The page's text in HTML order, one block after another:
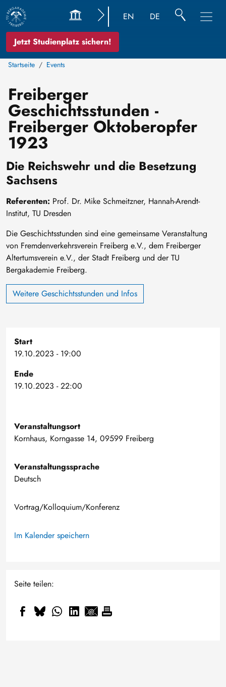
Jetzt Studienplatz sichern!
EN DE
Startseite Events
Freiberger
Geschichtsstunden -
Freiberger Oktoberopfer
1923
Die Reichswehr und die Besetzung
Sachsens
Referenten: Prof. Dr. Mike Schmeitzner, Hannah-Arendt-
Institut, TU Dresden
Die Geschichtsstunden sind eine gemeinsame Veranstaltung
von Fremdenverkehrsverein Freiberg e.V., dem Freiberger
Altertumsverein e.V., der Stadt Freiberg und der TU
Bergakademie Freiberg.
Weitere Geschichtsstunden und Infos
Start
19.10.2023 - 19:00
Ende
19.10.2023 - 22:00
Veranstaltungsort
Kornhaus, Korngasse 14, 09599 Freiberg
Veranstaltungssprache
Deutsch
Vortrag/Kolloquium/Konferenz
Im Kalender speichern
Seite teilen: